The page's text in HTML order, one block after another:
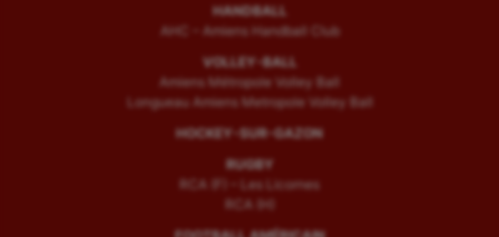
HANDBALL
AHC – Amiens Handball Club
VOLLEY-BALL
Amiens Métropole Volley Ball
Longueau Amiens Metropole Volley Ball
HOCKEY-SUR-GAZON
RUGBY
RCA (F) – Les Licornes
RCA (H)